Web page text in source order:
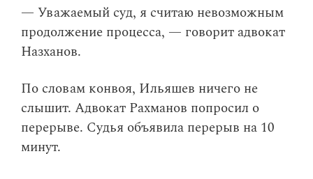
— Уважаемый суд, я считаю невозможным
продолжение процесса, — говорит адвокат
Назханов.
По словам конвоя, Ильяшев ничего не
слышит. Адвокат Рахманов попросил о
перерыве. Судья объявила перерыв на 10
минут.